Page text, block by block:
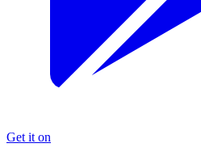
Get it on